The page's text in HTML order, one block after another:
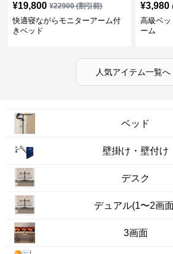
¥19,800 ¥22900(割引前)
快適寝ながらモニターアーム付
きベッド
¥3,980
高級ベ
ーム
人気アイテム一覧へ
ベッド
壁掛け・壁付け
デスク
デュアル(1〜2画
3画面